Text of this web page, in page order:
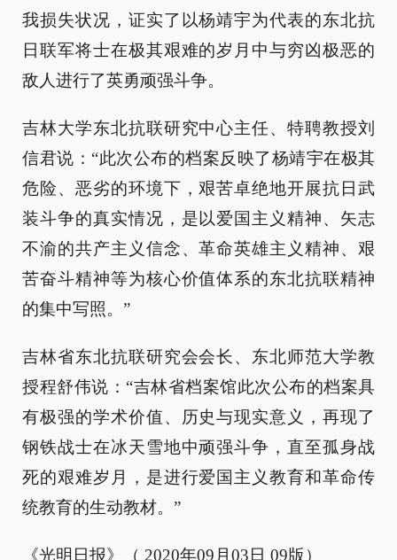
我损失状况，证实了以杨靖宇为代表的东北抗
日联军将士在极其艰难的岁月中与穷凶极恶的
敌人进行了英勇顽强斗争。
吉林大学东北抗联研究中心主任、特聘教授刘
信君说：“此次公布的档案反映了杨靖宇在极其
危险、恶劣的环境下，艰苦卓绝地开展抗日武
装斗争的真实情况，是以爱国主义精神、矢志
不渝的共产主义信念、革命英雄主义精神、艰
苦奋斗精神等为核心价值体系的东北抗联精神
的集中写照。”
吉林省东北抗联研究会会长、东北师范大学教
授程舒伟说：“吉林省档案馆此次公布的档案具
有极强的学术价值、历史与现实意义，再现了
钢铁战士在冰天雪地中顽强斗争，直至孤身战
死的艰难岁月，是进行爱国主义教育和革命传
统教育的生动教材。”
《光明日报》（ 2020年09月03日 09版）